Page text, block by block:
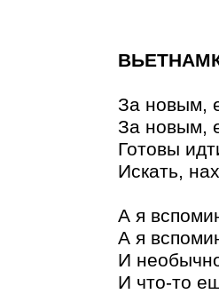
За новым,
За новым,
Готовы
Искать,
А я
А я
И
И что-то